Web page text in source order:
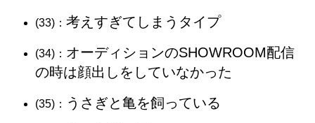
(33)： 考えすぎてしまうタイプ
(34)： オーディションのSHOWROOM配信
の時は顔出しをしていなかった
(35)： うさぎと亀を飼っている